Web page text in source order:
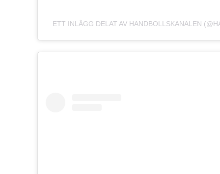
ETT INLÄGG DELAT AV HANDBOLLSKANALEN